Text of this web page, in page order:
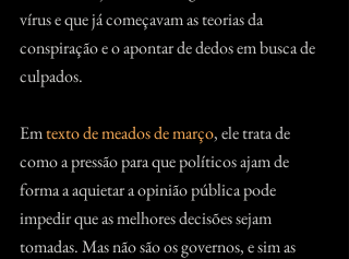
vírus e que já começavam as teorias da
conspiração e o apontar de dedos em busca de
culpados.
Em texto de meados de março, ele trata de
como a pressão para que políticos ajam de
forma a aquietar a opinião pública pode
impedir que as melhores decisões sejam
tomadas. Mas não são os governos, e sim as